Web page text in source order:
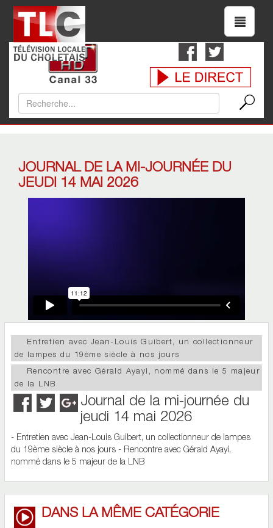
JOURNAL DE LA MI-JOURNÉE DU
JEUDI 14 MAI 2026
Entretien avec Jean-Louis Guibert, un collectionneur
de lampes du 19ème siècle à nos jours
Rencontre avec Gérald Ayayi, nommé dans le 5 majeur
de la LNB
Journal de la mi-journée du
jeudi 14 mai 2026
- Entretien avec Jean-Louis Guibert, un collectionneur de lampes
du 19ème siècle à nos jours - Rencontre avec Gérald Ayayi,
nommé dans le 5 majeur de la LNB
DANS LA MÊME CATÉGORIE